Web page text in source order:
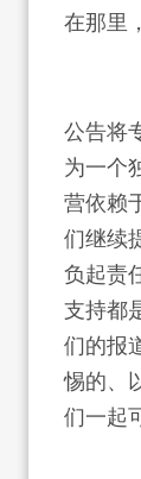
在那里
公告将
为一个
营依赖
们继续
负起责
支持都
们的报
惕的、
们一起